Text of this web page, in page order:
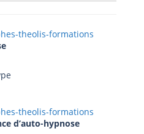
d’auto-hypnose